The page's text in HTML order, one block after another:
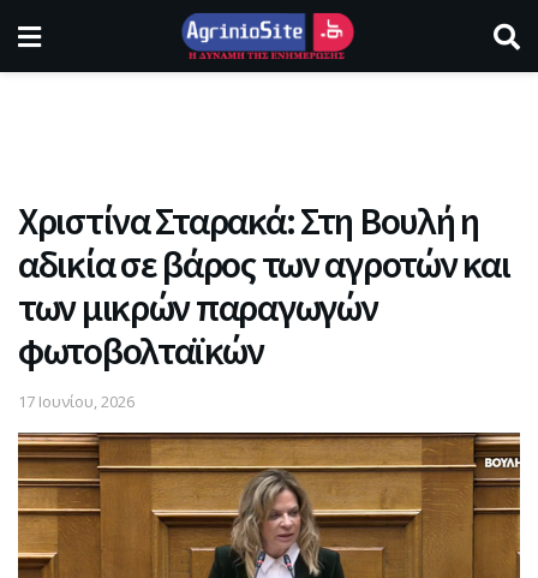
Χριστίνα Σταρακά: Στη Βουλή η
αδικία σε βάρος των αγροτών και
των μικρών παραγωγών
φωτοβολταϊκών
17 Ιουνίου, 2026